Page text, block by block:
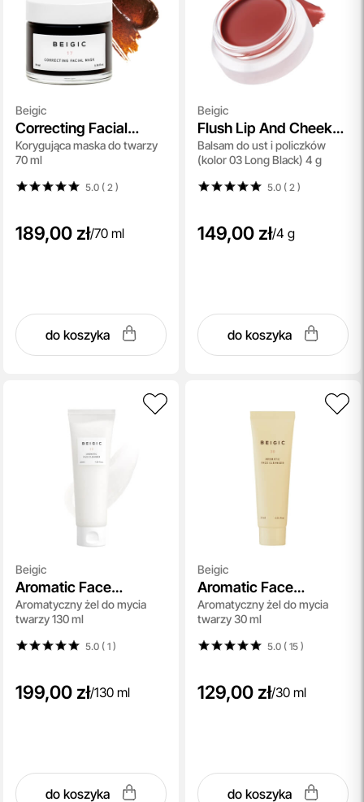
Beigic
Correcting Facial
Mask
Korygująca maska ​​do twarzy
70 ml
5.0 ( 2 )
189,00 zł/70 ml
do koszyka
Beigic
Flush Lip And Cheek
Balm SPF 15
Balsam do ust i policzków
(kolor 03 Long Black) 4 g
5.0 ( 2 )
149,00 zł/4 g
do koszyka
Beigic
Aromatic Face
Cleanser
Aromatyczny żel do mycia
twarzy 130 ml
5.0 ( 1)
199,00 zł/130 ml
do koszyka
Beigic
Aromatic Face
Cleanser
Aromatyczny żel do mycia
twarzy 30 ml
5.0 ( 15)
129,00 zł/30 ml
do koszyka